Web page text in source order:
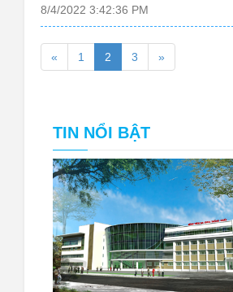
8/4/2022 3:42:36 PM
« 1 2 3 »
TIN NỔI BẬT